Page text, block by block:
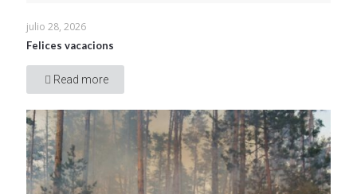
julio 28, 2026
Felices vacacions
Read more